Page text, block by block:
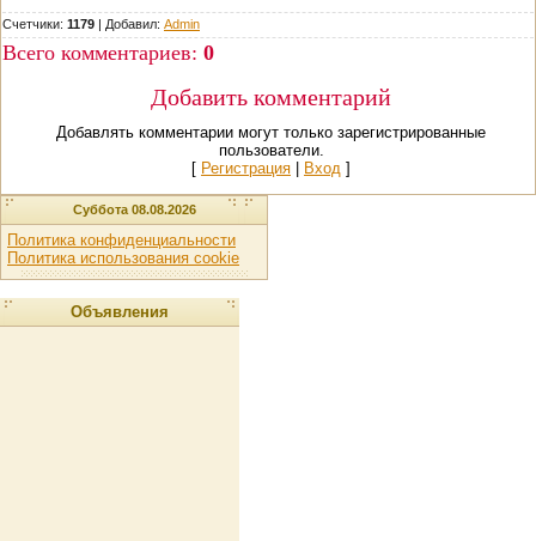
Счетчики: 1179 | Добавил: Admin
Всего комментариев: 0
Добавить комментарий
Добавлять комментарии могут только зарегистрированные
пользователи.
[ Регистрация Вход ]
Суббота 08.08.2026
Политика конфиденциальности
Политика использования cookie
Объявления